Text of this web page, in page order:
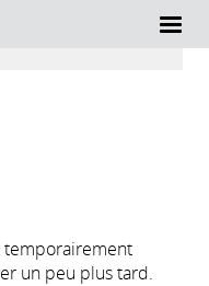
temporairement
un peu plus tard.